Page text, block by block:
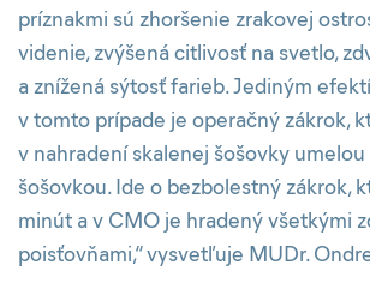
príznakmi sú zhoršenie zrakovej
videnie, zvýšená citlivosť na svetlo,
a znížená sýtosť farieb. Jediným
v tomto prípade je operačný zákrok,
v nahradení skalenej šošovky
šošovkou. Ide o bezbolestný zákrok,
minút a v CMO je hradený všetkými
poisťovňami,“ vysvetľuje MUDr.